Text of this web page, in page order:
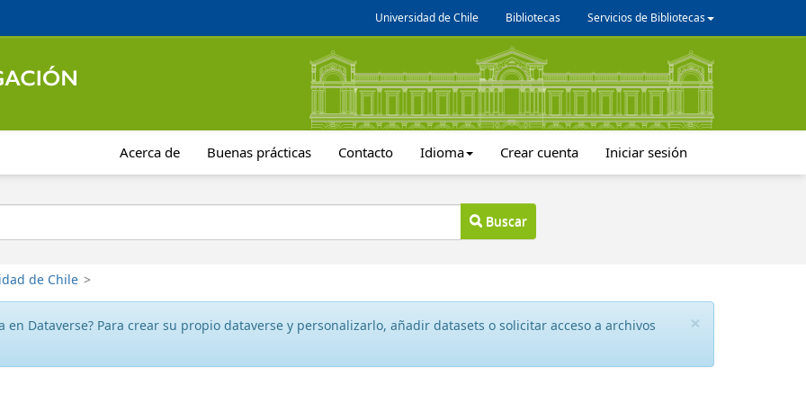
Universidad de Chile Bibliotecas Servicios de Bibliotecas
Acerca de Buenas prácticas Contacto Idioma Crear cuenta Iniciar sesión
Buscar
de Chile >
×
en Dataverse? Para crear su propio dataverse y personalizarlo, añadir datasets o solicitar acceso a archivos